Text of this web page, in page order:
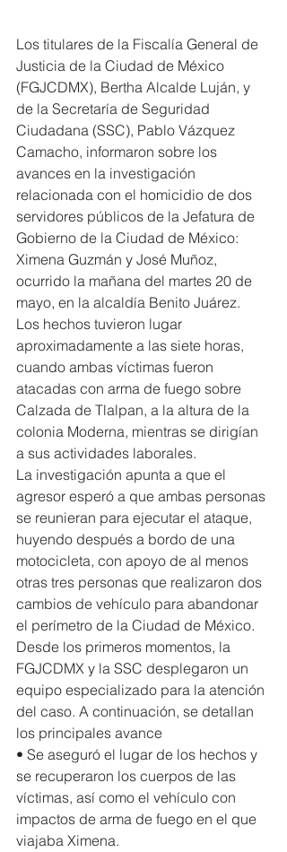
Los titulares de la Fiscalía General de
Justicia de la Ciudad de México
(FGJCDMX), Bertha Alcalde Luján, y
de la Secretaría de Seguridad
Ciudadana (SSC), Pablo Vázquez
Camacho, informaron sobre los
avances en la investigación
relacionada con el homicidio de dos
servidores públicos de la Jefatura de
Gobierno de la Ciudad de México:
Ximena Guzmán y José Muñoz,
ocurrido la mañana del martes 20 de
mayo, en la alcaldía Benito Juárez.
Los hechos tuvieron lugar
aproximadamente a las siete horas,
cuando ambas víctimas fueron
atacadas con arma de fuego sobre
Calzada de Tlalpan, a la altura de la
colonia Moderna, mientras se dirigían
a sus actividades laborales.
La investigación apunta a que el
agresor esperó a que ambas personas
se reunieran para ejecutar el ataque,
huyendo después a bordo de una
motocicleta, con apoyo de al menos
otras tres personas que realizaron dos
cambios de vehículo para abandonar
el perímetro de la Ciudad de México.
Desde los primeros momentos, la
FGJCDMX y la SSC desplegaron un
equipo especializado para la atención
del caso. A continuación, se detallan
los principales avance
• Se aseguró el lugar de los hechos y
se recuperaron los cuerpos de las
víctimas, así como el vehículo con
impactos de arma de fuego en el que
viajaba Ximena.